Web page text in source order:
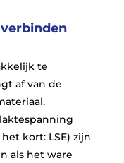
te
af van de
kort: LSE) zijn
als het ware